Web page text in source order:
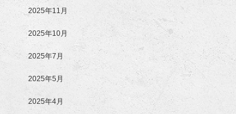
2025年11月
2025年10月
2025年7月
2025年5月
2025年4月